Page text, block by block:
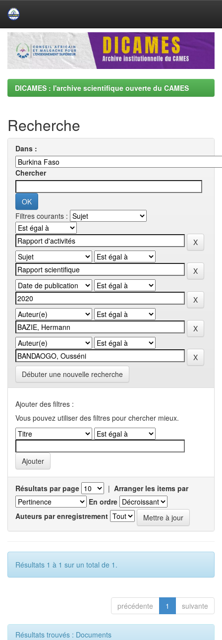
Skip
navigation
DICAMES : l'archive scientifique ouverte du CAMES
Recherche
Dans :
Chercher
Filtres courants :
Débuter une nouvelle recherche
Ajouter des filtres :
Vous pouvez utiliser des filtres pour chercher mieux.
Résultats par page | Arranger les items par
En ordre
Auteurs par enregistrement
Résultats 1 à 1 sur un total de 1.
précédente 1 suivante
Résultats trouvés : Documents